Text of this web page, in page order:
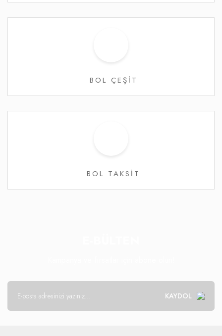
BOL ÇEŞİT
BOL TAKSİT
KAYDOL